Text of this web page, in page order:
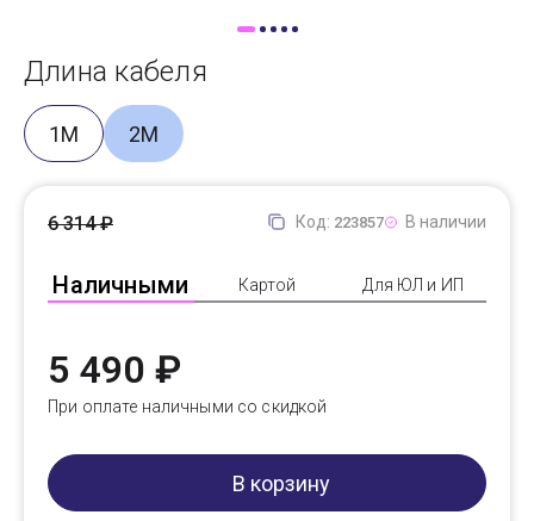
Длина кабеля
1М 2М
Код: 223857 В наличии
Наличными Картой Для ЮЛ и ИП
6 314 ₽
5 490 ₽
При оплате наличными со скидкой
В корзину